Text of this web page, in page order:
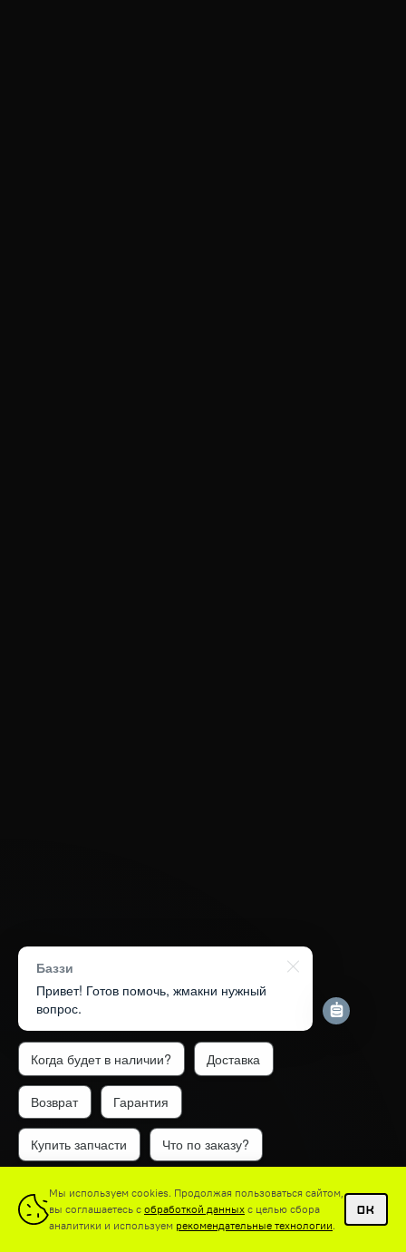
Мы используем cookies. Продолжая пользоваться сайтом,
вы соглашаетесь с обработкой данных с целью сбора
аналитики и используем рекомендательные технологии.
OK
1
Баззи
Привет! Готов помочь, жмакни нужный
вопрос.
Когда будет в наличии? Доставка
Возврат Гарантия
Купить запчасти Что по заказу?